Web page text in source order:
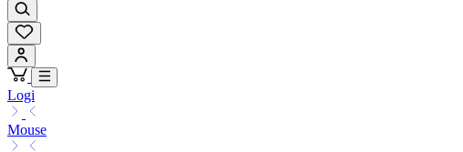
Logi
Mouse